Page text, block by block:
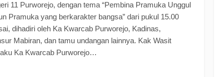
11 Purworejo, dengan tema “Pembina Pramuka Unggul
Pramuka yang berkarakter bangsa” dari pukul 15.00
dihadiri oleh Ka Kwarcab Purworejo, Kadinas,
Mabiran, dan tamu undangan lainnya. Kak Wasit
Ka Kwarcab Purworejo…